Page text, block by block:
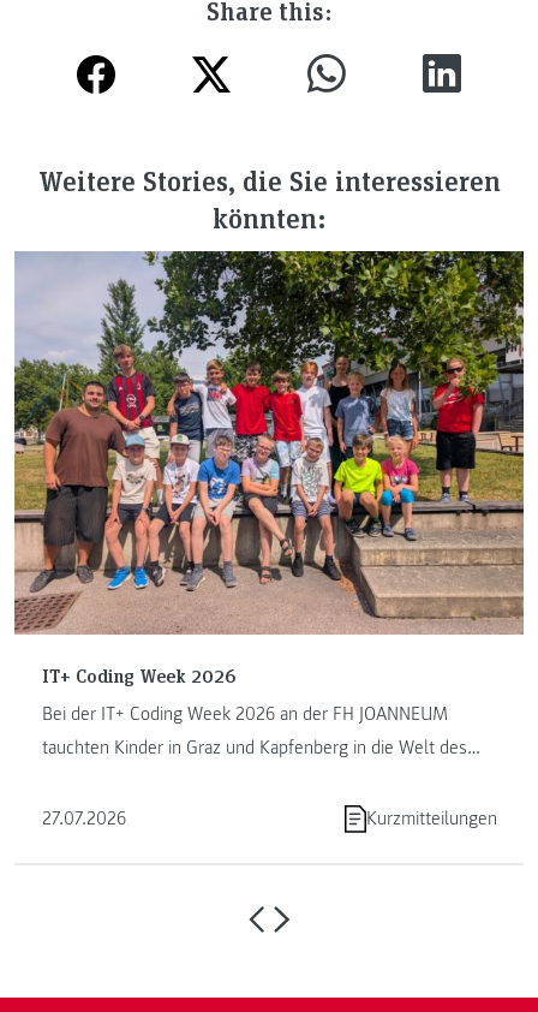
Share this:
Weitere Stories, die Sie interessieren
könnten:
IT+ Coding Week 2026
Bei der IT+ Coding Week 2026 an der FH JOANNEUM
tauchten Kinder in Graz und Kapfenberg in die Welt des
27.07.2026
Kurzmitteilungen